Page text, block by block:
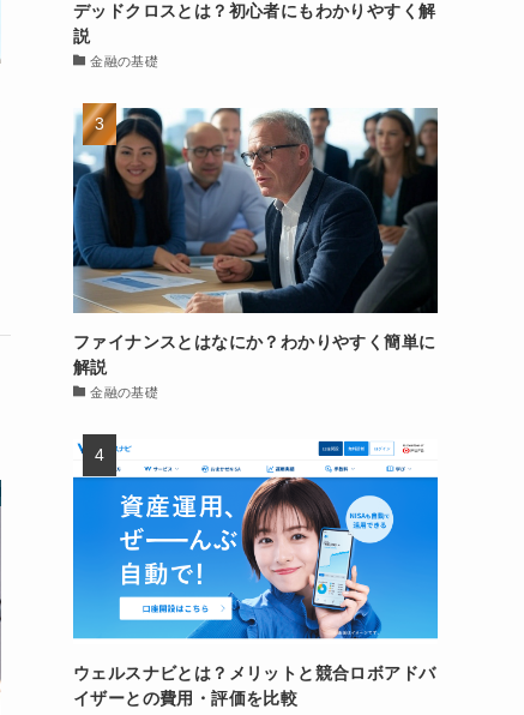
デッドクロスとは？初心者にもわかりやすく解
説
金融の基礎
ファイナンスとはなにか？わかりやすく簡単に
解説
金融の基礎
ウェルスナビとは？メリットと競合ロボアドバ
イザーとの費用・評価を比較